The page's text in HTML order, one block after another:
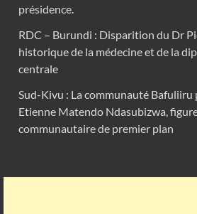
présidence.
RDC – Burundi : Disparition du Dr
historique de la médecine et de la
centrale
Sud-Kivu : La communauté Bafuliiru
Etienne Matendo Ndasubizwa,
communautaire de premier plan